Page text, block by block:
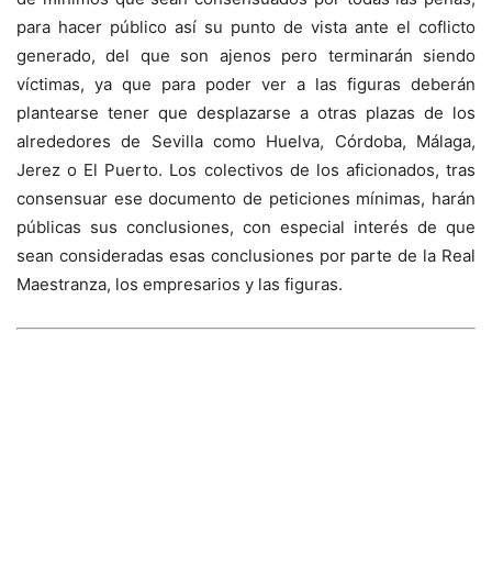
para hacer público así su punto de vista ante el coflicto
generado, del que son ajenos pero terminarán siendo
víctimas, ya que para poder ver a las figuras deberán
plantearse tener que desplazarse a otras plazas de los
alrededores de Sevilla como Huelva, Córdoba, Málaga,
Jerez o El Puerto. Los colectivos de los aficionados, tras
consensuar ese documento de peticiones mínimas, harán
públicas sus conclusiones, con especial interés de que
sean consideradas esas conclusiones por parte de la Real
Maestranza, los empresarios y las figuras.